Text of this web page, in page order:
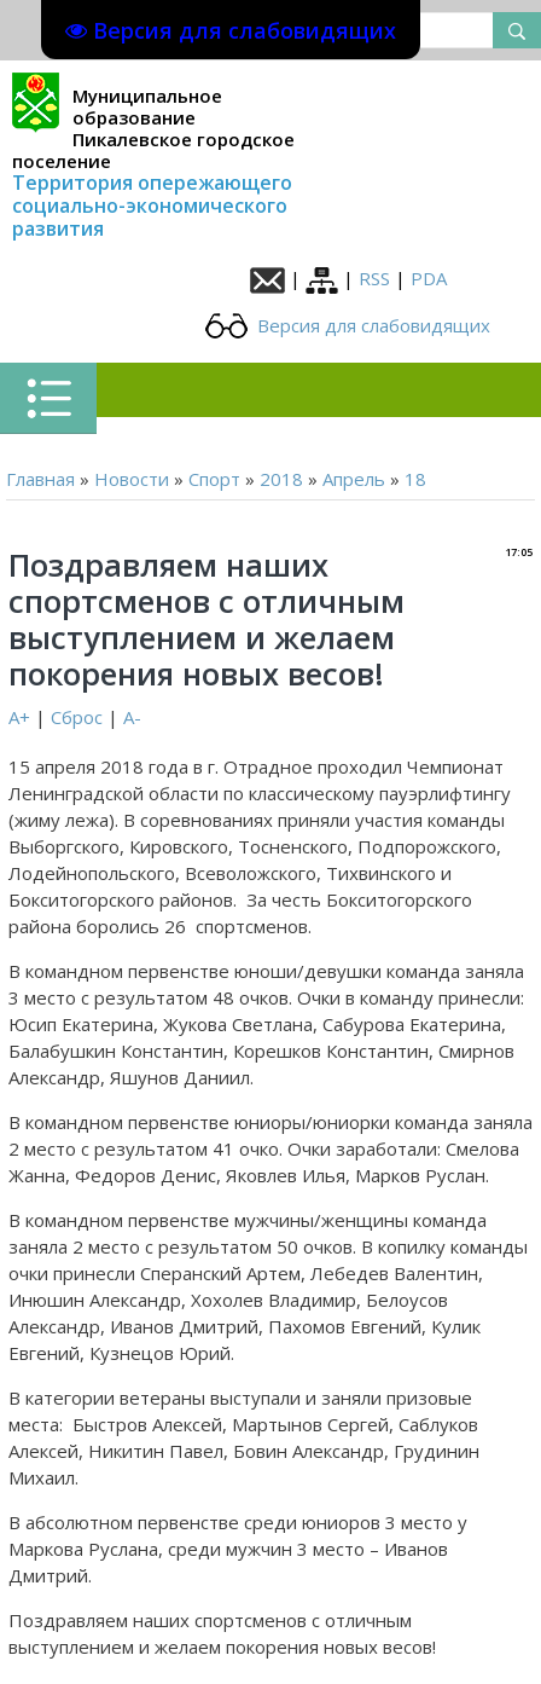
Версия для слабовидящих
Муниципальное
образование
Пикалевское городское
поселение
Территория опережающего
социально-экономического
развития
| | RSS | PDA
Версия для слабовидящих
Главная » Новости » Спорт » 2018 » Апрель » 18
17:05
Поздравляем наших
спортсменов с отличным
выступлением и желаем
покорения новых весов!
A+ | Сброс | A-
15 апреля 2018 года в г. Отрадное проходил Чемпионат
Ленинградской области по классическому пауэрлифтингу
(жиму лежа). В соревнованиях приняли участия команды
Выборгского, Кировского, Тосненского, Подпорожского,
Лодейнопольского, Всеволожского, Тихвинского и
Бокситогорского районов. За честь Бокситогорского
района боролись 26 спортсменов.
В командном первенстве юноши/девушки команда заняла
3 место с результатом 48 очков. Очки в команду принесли:
Юсип Екатерина, Жукова Светлана, Сабурова Екатерина,
Балабушкин Константин, Корешков Константин, Смирнов
Александр, Яшунов Даниил.
В командном первенстве юниоры/юниорки команда заняла
2 место с результатом 41 очко. Очки заработали: Смелова
Жанна, Федоров Денис, Яковлев Илья, Марков Руслан.
В командном первенстве мужчины/женщины команда
заняла 2 место с результатом 50 очков. В копилку команды
очки принесли Сперанский Артем, Лебедев Валентин,
Инюшин Александр, Хохолев Владимир, Белоусов
Александр, Иванов Дмитрий, Пахомов Евгений, Кулик
Евгений, Кузнецов Юрий.
В категории ветераны выступали и заняли призовые
места: Быстров Алексей, Мартынов Сергей, Саблуков
Алексей, Никитин Павел, Бовин Александр, Грудинин
Михаил.
В абсолютном первенстве среди юниоров 3 место у
Маркова Руслана, среди мужчин 3 место – Иванов
Дмитрий.
Поздравляем наших спортсменов с отличным
выступлением и желаем покорения новых весов!